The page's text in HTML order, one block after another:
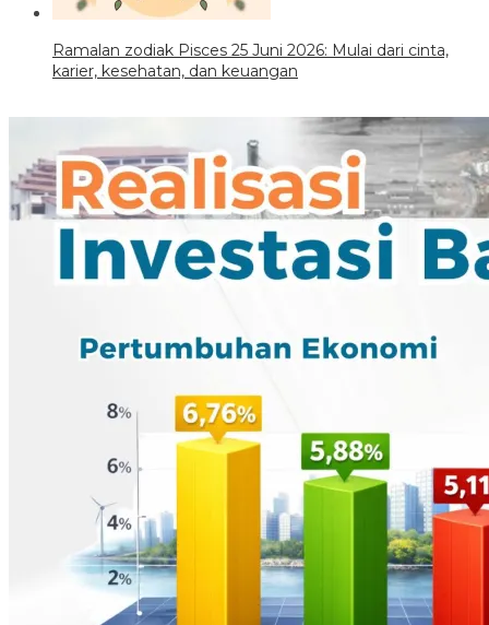
Ramalan zodiak Pisces 25 Juni 2026: Mulai dari cinta,
karier, kesehatan, dan keuangan